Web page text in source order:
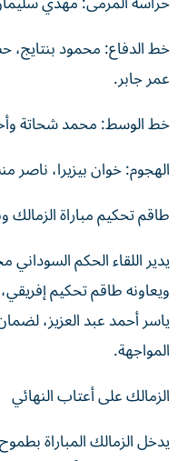
خط الدفاع: محمود بنتايج،
عمر جابر.
خط الوسط: محمد شحاتة
الهجوم: خوان بيزيرا، ناصر
طاقم تحكيم مباراة الزمالك
يدير اللقاء الحكم
ويعاونه طاقم تحكيم
ياسر أحمد عبد العزيز،
المواجهة.
الزمالك على أعتاب النهائي
يدخل الزمالك المباراة